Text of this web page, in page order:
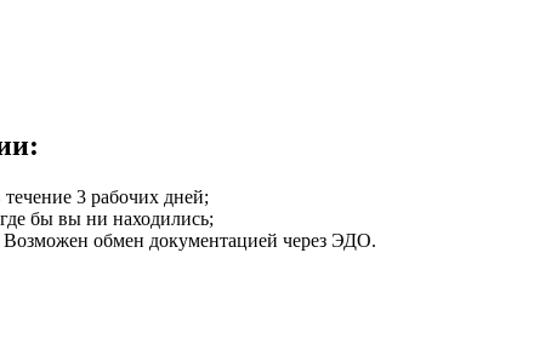
3 рабочих дней;
бы вы ни находились;
Возможен обмен документацией через ЭДО.